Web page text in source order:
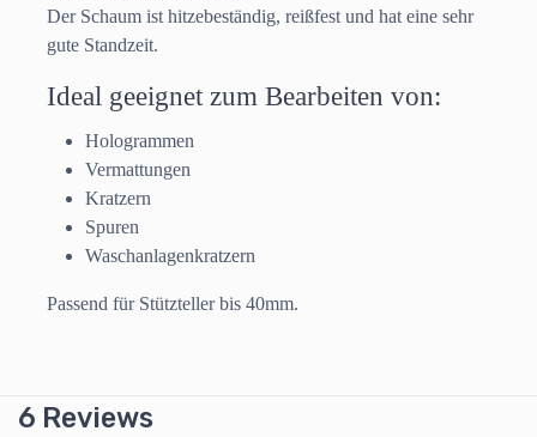
Der Schaum ist hitzebeständig, reißfest und hat eine sehr
gute Standzeit.
Ideal geeignet zum Bearbeiten von:
Hologrammen
Vermattungen
Kratzern
Spuren
Waschanlagenkratzern
Passend für Stützteller bis 40mm.
6 Reviews